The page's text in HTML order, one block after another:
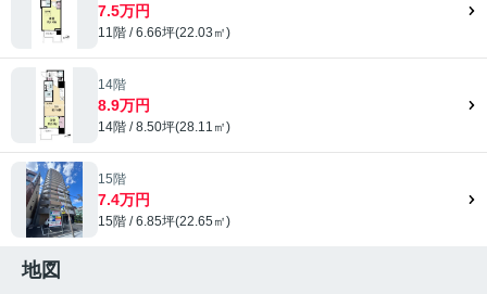
7.5万円
11階 / 6.66坪(22.03㎡)
14階
8.9万円
14階 / 8.50坪(28.11㎡)
15階
7.4万円
15階 / 6.85坪(22.65㎡)
地図